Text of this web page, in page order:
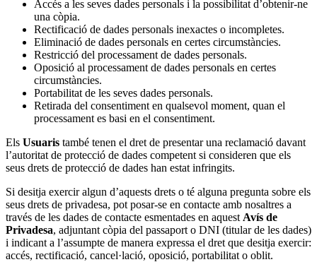
Accés a les seves dades personals i la possibilitat d’obtenir-ne
una còpia.
Rectificació de dades personals inexactes o incompletes.
Eliminació de dades personals en certes circumstàncies.
Restricció del processament de dades personals.
Oposició al processament de dades personals en certes
circumstàncies.
Portabilitat de les seves dades personals.
Retirada del consentiment en qualsevol moment, quan el
processament es basi en el consentiment.
Els Usuaris també tenen el dret de presentar una reclamació davant
l’autoritat de protecció de dades competent si consideren que els
seus drets de protecció de dades han estat infringits.
Si desitja exercir algun d’aquests drets o té alguna pregunta sobre els
seus drets de privadesa, pot posar-se en contacte amb nosaltres a
través de les dades de contacte esmentades en aquest Avís de
Privadesa, adjuntant còpia del passaport o DNI (titular de les dades)
i indicant a l’assumpte de manera expressa el dret que desitja exercir:
accés, rectificació, cancel·lació, oposició, portabilitat o oblit.